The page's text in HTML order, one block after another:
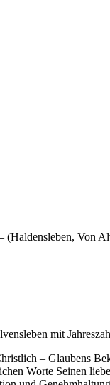
Von
mit
– Glaubens
Worte Seinen